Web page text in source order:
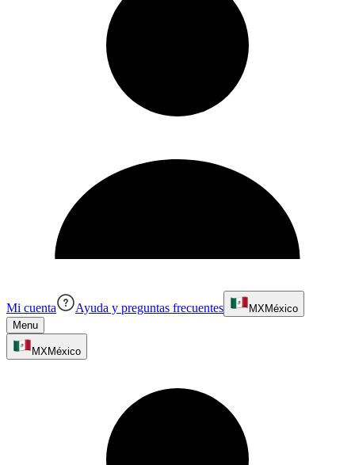
Mi cuenta Ayuda y preguntas frecuentes MXMéxico
Menu
MXMéxico